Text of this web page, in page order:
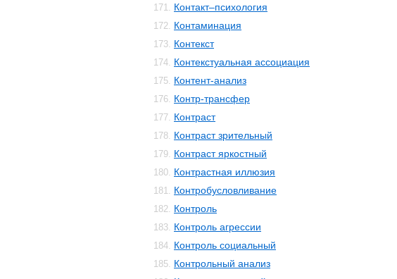
171. Контакт–психология
172. Контаминация
173. Контекст
174. Контекстуальная ассоциация
175. Контент-анализ
176. Контр-трансфер
177. Контраст
178. Контраст зрительный
179. Контраст яркостный
180. Контрастная иллюзия
181. Контробусловливание
182. Контроль
183. Контроль агрессии
184. Контроль социальный
185. Контрольный анализ